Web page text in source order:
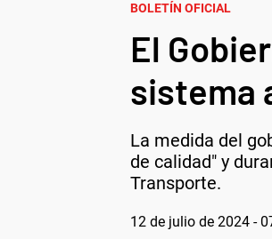
BOLETÍN OFICIAL
El
sistema
La medida del
de calidad" y
Transporte.
12 de julio de 2024 -